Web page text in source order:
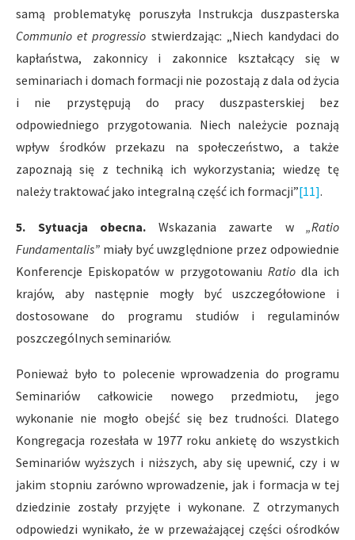
samą problematykę poruszyła Instrukcja duszpasterska
Communio et progressio stwierdzając: „Niech kandydaci do
kapłaństwa, zakonnicy i zakonnice kształcący się w
seminariach i domach formacji nie pozostają z dala od życia
i nie przystępują do pracy duszpasterskiej bez
odpowiedniego przygotowania. Niech należycie poznają
wpływ środków przekazu na społeczeństwo, a także
zapoznają się z techniką ich wykorzystania; wiedzę tę
należy traktować jako integralną część ich formacji”[11].
5. Sytuacja obecna. Wskazania zawarte w„Ratio
Fundamentalis” miały być uwzględnione przez odpowiednie
Konferencje Episkopatów w przygotowaniu Ratiodla ich
krajów, aby następnie mogły być uszczegółowione i
dostosowane do programu studiów i regulaminów
poszczególnych seminariów.
Ponieważ było to polecenie wprowadzenia do programu
Seminariów całkowicie nowego przedmiotu, jego
wykonanie nie mogło obejść się bez trudności. Dlatego
Kongregacja rozesłała w 1977 roku ankietę do wszystkich
Seminariów wyższych i niższych, aby się upewnić, czy i w
jakim stopniu zarówno wprowadzenie, jak i formacja w tej
dziedzinie zostały przyjęte i wykonane. Z otrzymanych
odpowiedzi wynikało, że w przeważającej części ośrodków